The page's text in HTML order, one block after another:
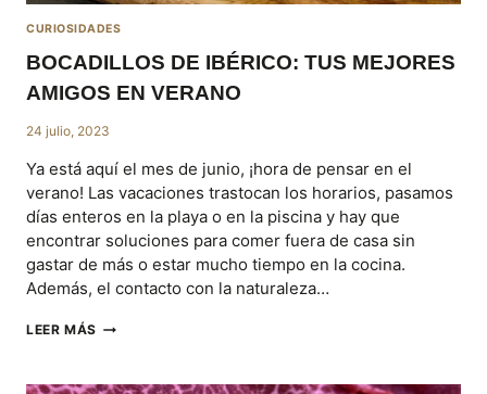
CURIOSIDADES
BOCADILLOS DE IBÉRICO: TUS MEJORES
AMIGOS EN VERANO
24 julio, 2023
Ya está aquí el mes de junio, ¡hora de pensar en el
verano! Las vacaciones trastocan los horarios, pasamos
días enteros en la playa o en la piscina y hay que
encontrar soluciones para comer fuera de casa sin
gastar de más o estar mucho tiempo en la cocina.
Además, el contacto con la naturaleza…
LEER MÁSBOCADILLOS
TUS